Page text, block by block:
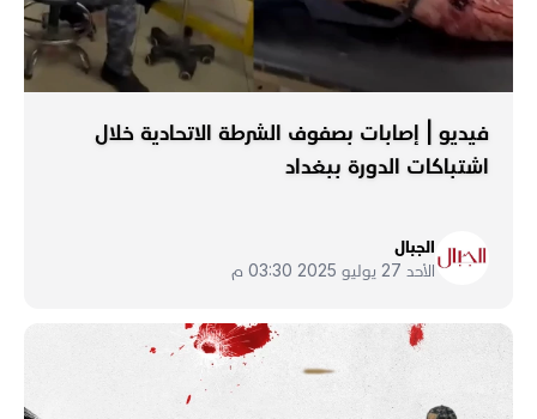
فيديو | إصابات بصفوف الشرطة الاتحادية خلال
اشتباكات الدورة ببغداد
الجبال
الأحد 27 يوليو 2025 03:30 م